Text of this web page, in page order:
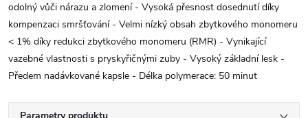
odolný vůči nárazu a zlomení - Vysoká přesnost dosednutí díky
kompenzaci smršťování - Velmi nízký obsah zbytkového monomeru
< 1% díky redukci zbytkového monomeru (RMR) - Vynikající
vazebné vlastnosti s pryskyřičnými zuby - Vysoký základní lesk -
Předem nadávkované kapsle - Délka polymerace: 50 minut